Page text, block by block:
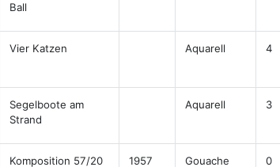
Ball
Vier Katzen Aquarell 4
Segelboote am
Strand
Aquarell 3
Komposition 57/20 1957 Gouache 0